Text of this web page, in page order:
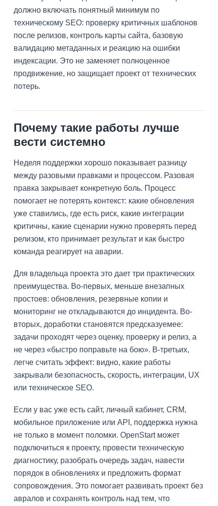
должно включать понятный минимум по
техническому SEO: проверку критичных шаблонов
после релизов, контроль карты сайта, базовую
валидацию метаданных и реакцию на ошибки
индексации. Это не заменяет полноценное
продвижение, но защищает проект от технических
потерь.
Почему такие работы лучше
вести системно
Неделя поддержки хорошо показывает разницу
между разовыми правками и процессом. Разовая
правка закрывает конкретную боль. Процесс
помогает не потерять контекст: какие обновления
уже ставились, где есть риск, какие интеграции
критичны, какие сценарии нужно проверять перед
релизом, кто принимает результат и как быстро
команда реагирует на аварии.
Для владельца проекта это дает три практических
преимущества. Во-первых, меньше внезапных
простоев: обновления, резервные копии и
мониторинг не откладываются до инцидента. Во-
вторых, доработки становятся предсказуемее:
задачи проходят через оценку, проверку и релиз, а
не через «быстро поправьте на бою». В-третьих,
легче считать эффект: видно, какие работы
закрывали безопасность, скорость, интеграции, UX
или техническое SEO.
Если у вас уже есть сайт, личный кабинет, CRM,
мобильное приложение или API, поддержка нужна
не только в момент поломки. OpenStart может
подключиться к проекту, провести техническую
диагностику, разобрать очередь задач, навести
порядок в обновлениях и предложить формат
сопровождения. Это помогает развивать проект без
авралов и сохранять контроль над тем, что